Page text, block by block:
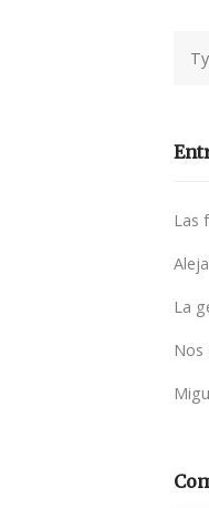
Las
La
Nos